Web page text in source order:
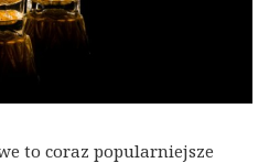
to coraz popularniejsze